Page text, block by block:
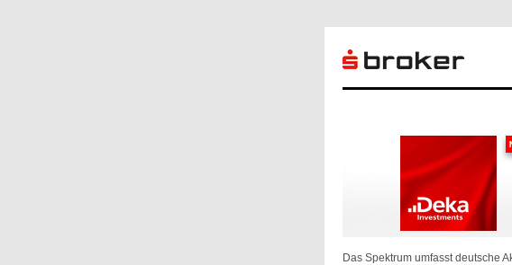
Das Spektrum umfasst deutsche